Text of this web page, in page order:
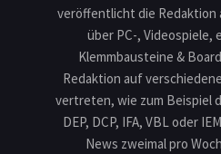
veröffentlicht die Redaktion
über PC-, Videospiele,
Klemmbausteine &
Redaktion auf
vertreten, wie zum Beispiel
DEP, DCP, IFA, VBL oder
News zweimal pro